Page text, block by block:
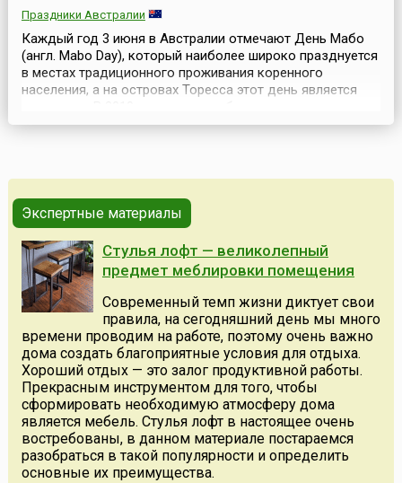
Праздники Австралии
Каждый год 3 июня в Австралии отмечают День Мабо
(англ. Mabo Day), который наиболее широко празднуется
в местах традиционного проживания коренного
населения, а на островах Торесса этот день является
кампания, цель которой — добиться присвоения
коренные нар...
Экспертные материалы
Стулья лофт — великолепный
предмет меблировки помещения
Современный темп жизни диктует свои
правила, на сегодняшний день мы много
времени проводим на работе, поэтому очень важно
дома создать благоприятные условия для отдыха.
Хороший отдых — это залог продуктивной работы.
Прекрасным инструментом для того, чтобы
сформировать необходимую атмосферу дома
является мебель. Стулья лофт в настоящее очень
востребованы, в данном материале постараемся
разобраться в такой популярности и определить
основные их преимущества.